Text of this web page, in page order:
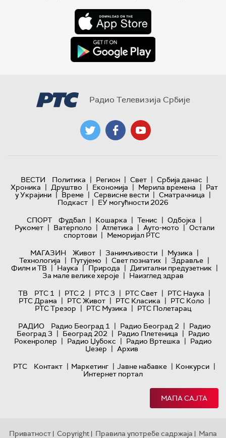
Радио Телевизија Србије
ВЕСТИ Политика | Регион | Свет | Србија данас |
Хроника | Друштво | Економија | Мерила времена | Рат
у Украјини | Време | Сервисне вести | Сматрачница |
Подкаст | ЕУ могућности 2026
СПОРТ
Фудбал | Кошарка | Тенис | Одбојка |
Рукомет | Ватерполо | Атлетика | Ауто-мото | Остали
спортови | Меморијал РТС
МАГАЗИН
Живот | Занимљивости | Музика |
Технологијa | Путујемо | Свет познатих | Здравље |
Филм и ТВ | Наука | Природа | Дигитални предузетник |
За мале велике хероје | Наизглед здрав
ТВ
РТС 1 | РТС 2 | РТС 3 | РТС Свет | РТС Наука |
РТС Драма | РТС Живот | РТС Класика | РТС Коло |
РТС Трезор | РТС Музика | РТС Полетарац
РАДИО
Радио Београд 1 | Радио Београд 2 | Радио
Београд 3 | Београд 202 | Радио Плетеница | Радио
Рокенролер | Радио Џубокс | Радио Вртешка | Радио
Џезер | Архив
РТС
Контакт | Маркетинг | Јавне набавке | Конкурси |
Интернет портал
МАПА САЈТА
Приватност | Copyright | Правила употребе садржаја | Мапа